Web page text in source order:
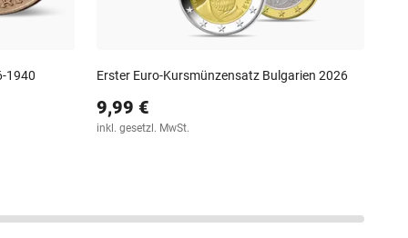
1940 Erster Euro-Kursmünzensatz Bulgarien 2026
9,99 €
inkl. gesetzl. MwSt.